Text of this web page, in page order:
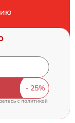
c политикой